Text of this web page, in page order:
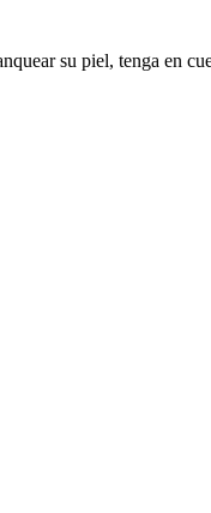
su piel, tenga en